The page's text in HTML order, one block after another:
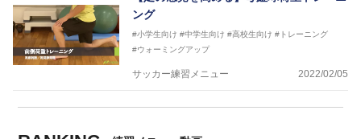
ング
#小学生向け #中学生向け #高校生向け #トレーニング
#ウォーミングアップ
サッカー練習メニュー 2022/02/05